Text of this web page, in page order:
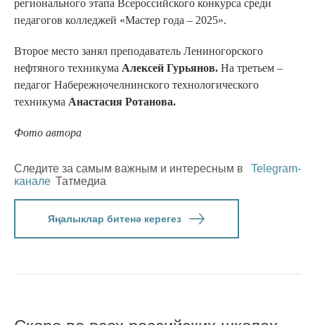
регионального этапа Всероссийского конкурса среди
педагогов колледжей «Мастер года – 2025».
Второе место занял преподаватель Лениногорского
нефтяного техникума Алексей Гурьянов. На третьем –
педагог Набережночелнинского технологического
техникума Анастасия Ротанова.
Фото автора
Следите за самым важным и интересным в
Telegram-
канале Татмедиа
Яңалыклар битенә керегез